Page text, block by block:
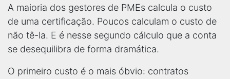
A maioria dos gestores de PMEs calcula o custo
de uma certificação. Poucos calculam o custo de
não tê-la. E é nesse segundo cálculo que a conta
se desequilibra de forma dramática.
O primeiro custo é o mais óbvio: contratos